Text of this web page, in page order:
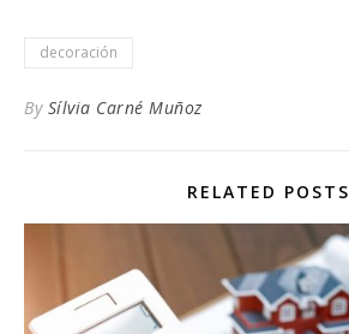
decoración
By Sílvia Carné Muñoz
RELATED POSTS